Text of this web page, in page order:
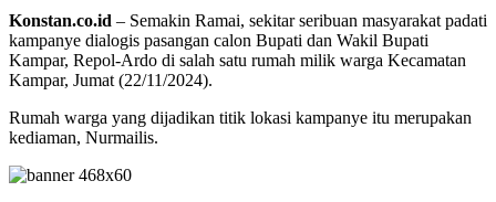
Konstan.co.id – Semakin Ramai, sekitar seribuan masyarakat padati
kampanye dialogis pasangan calon Bupati dan Wakil Bupati
Kampar, Repol-Ardo di salah satu rumah milik warga Kecamatan
Kampar, Jumat (22/11/2024).
Rumah warga yang dijadikan titik lokasi kampanye itu merupakan
kediaman, Nurmailis.